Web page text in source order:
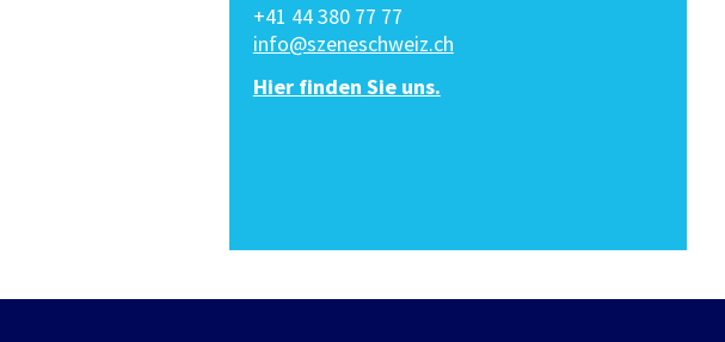
+41 44 380 77 77
info@szeneschweiz.ch
Hier finden Sie uns.